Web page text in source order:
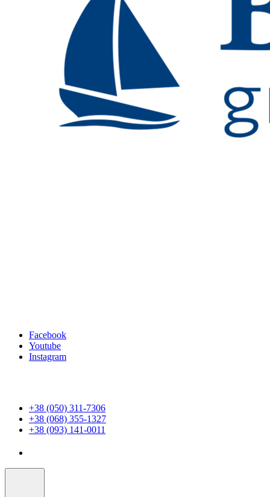
Facebook
Youtube
Instagram
+38 (050) 311-7306
+38 (068) 355-1327
+38 (093) 141-0011